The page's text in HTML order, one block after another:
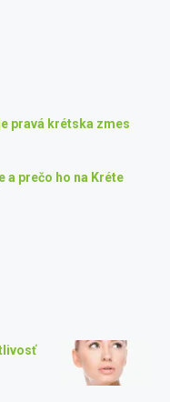
pravá krétska zmes
a prečo ho na Kréte